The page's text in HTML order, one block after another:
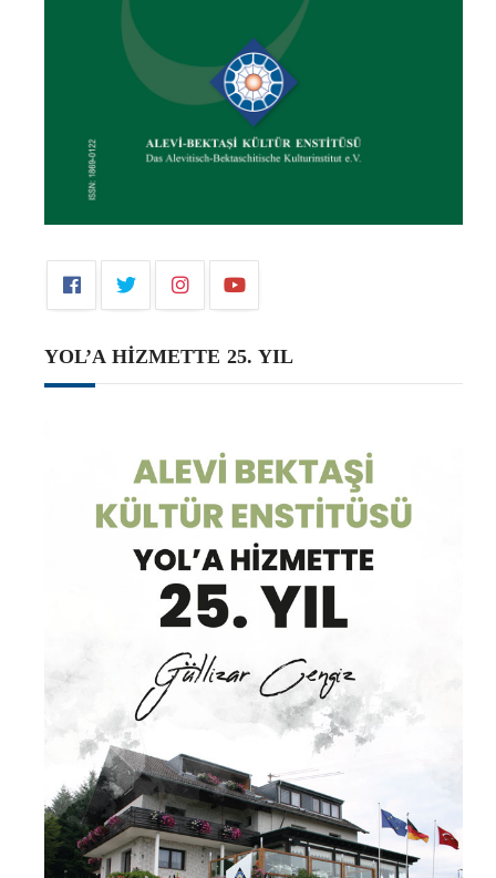
YOL’A HİZMETTE 25. YIL